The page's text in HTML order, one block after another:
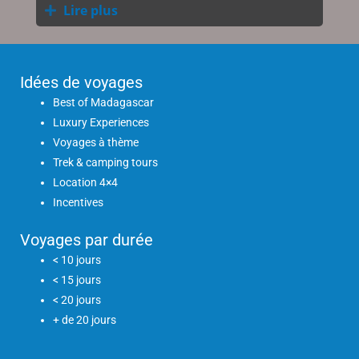
Lire plus
Idées de voyages
Best of Madagascar
Luxury Experiences
Voyages à thème
Trek & camping tours
Location 4×4
Incentives
Voyages par durée
< 10 jours
< 15 jours
< 20 jours
+ de 20 jours